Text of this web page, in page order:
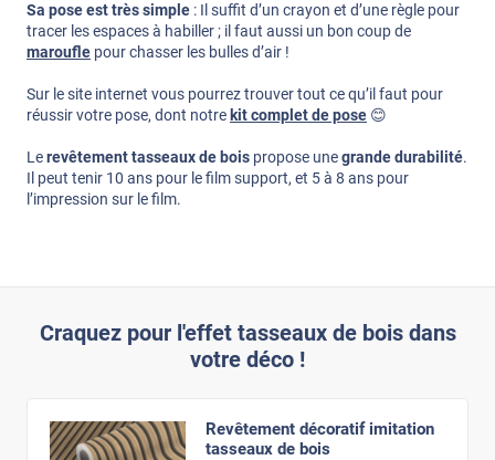
Sa pose est très simple : Il suffit d’un crayon et d’une règle pour
tracer les espaces à habiller ; il faut aussi un bon coup de
maroufle pour chasser les bulles d’air !
Sur le site internet vous pourrez trouver tout ce qu’il faut pour
réussir votre pose, dont notre kit complet de pose 😊
Lerevêtement tasseaux de bois propose unegrande durabilité.
Il peut tenir 10 ans pour le film support, et 5 à 8 ans pour
l’impression sur le film.
Craquez pour l'effet tasseaux de bois dans
votre déco !
Revêtement décoratif imitation
tasseaux de bois